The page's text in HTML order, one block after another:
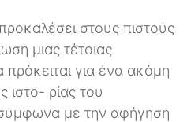
στους πιστούς
μιας τέτοιας
για ένα ακόμη
ιστο- ρίας του
με την αφήγηση